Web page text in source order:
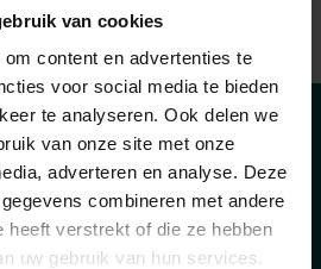
van cookies
content en advertenties te
voor social media te bieden
te analyseren. Ook delen we
van onze site met onze
adverteren en analyse. Deze
combineren met andere
heeft verstrekt of die ze hebben
uw gebruik van hun services.
publicaties
projecten
hoogte
algemene nieuwsbrief en